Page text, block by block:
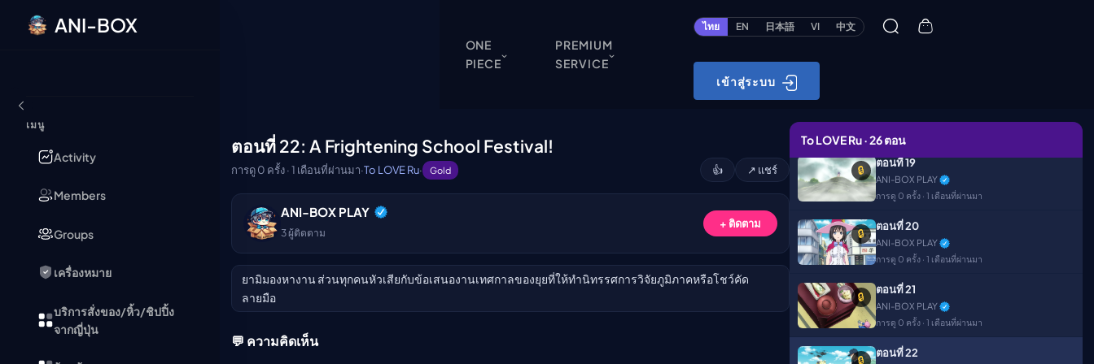
ข้ามไปยังเนื้อหา
ANI-BOX
เมนู
Activity
Members
Groups
เครื่องหมาย
บริการสั่งของ/หิ้ว/ชิปปิ้ง
จากญี่ปุ่น
ONE
PIECE
PREMIUM
SERVICE
ไทย EN 日本語 VI 中文
เข้าสู่ระบบ
Deck Share
🔒
กรุณาเข้าสู่ระบบเพื่อรับชม
ตอนที่ 22: A Frightening School Festival!
การดู 0 ครั้ง · 1 เดือนที่ผ่านมา·To LOVE Ru· Gold 👍 ↗ แชร์
ANI-BOX PLAY
3ผู้ติดตาม
+ ติดตาม
ยามิมองหางาน ส่วนทุกคนหัวเสียกับข้อเสนองานเทศกาลของยุยที่ให้ทำนิทรรศการวิจัยภูมิภาคหรือโชว์คัด
ลายมือ
💬 ความคิดเห็น
To LOVE Ru · 26 ตอน
ตอนที่ 17
🔒
ตอนที่ 19
ANI-BOX PLAY
การดู 0 ครั้ง · 1 เดือนที่ผ่านมา
🔒
ตอนที่ 20
ANI-BOX PLAY
การดู 0 ครั้ง · 1 เดือนที่ผ่านมา
🔒
ตอนที่ 21
ANI-BOX PLAY
การดู 0 ครั้ง · 1 เดือนที่ผ่านมา
🔒
ตอนที่ 22